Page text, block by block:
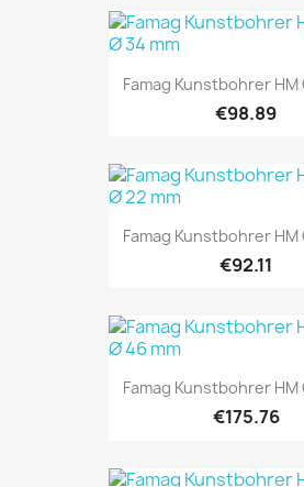
Famag Kunstbohrer HM
€98.89
Famag Kunstbohrer HM
€92.11
Famag Kunstbohrer HM
€175.76